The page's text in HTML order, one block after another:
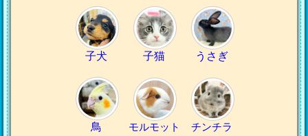
子犬 子猫 うさぎ
鳥 モルモット チンチラ